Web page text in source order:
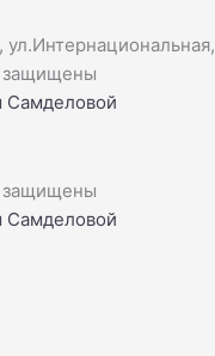
защищены
Самделовой
защищены
Самделовой